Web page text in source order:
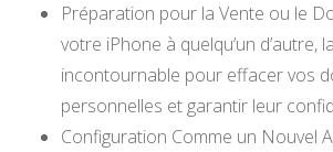
Préparation pour la Vente ou le
votre iPhone à quelqu’un d’autre,
incontournable pour effacer vos
personnelles et garantir leur
Configuration Comme un Nouvel